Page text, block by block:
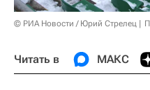
© РИА Новости / Юрий Стрелец
Читать в МАКС